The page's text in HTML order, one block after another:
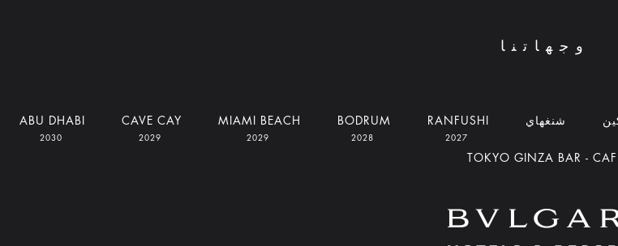
وجهاتنا
شنغهاي RANFUSHI
BODRUM
MIAMI BEACH
CAVE CAY
ABU DHABI
TOKYO GINZA BAR -